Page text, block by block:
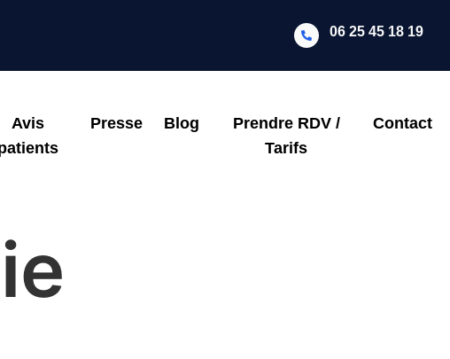
06 25 45 18 19
Avis
Presse Blog
Prendre RDV /
Tarifs
Contact